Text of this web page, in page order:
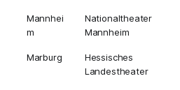
Mannhei
m
Nationaltheater
Mannheim
Marburg
Hessisches
Landestheater